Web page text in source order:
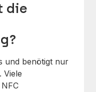
die
und benötigt nur
Viele